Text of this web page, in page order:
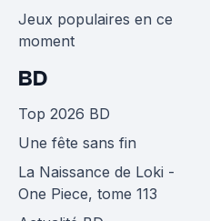
Jeux populaires en ce
moment
BD
Top 2026 BD
Une fête sans fin
La Naissance de Loki -
One Piece, tome 113